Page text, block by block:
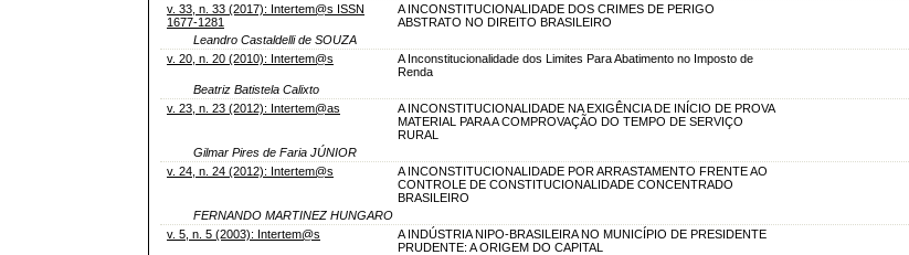
v. 33, n. 33 (2017): Intertem@s ISSN
1677-1281
A INCONSTITUCIONALIDADE DOS CRIMES DE PERIGO
ABSTRATO NO DIREITO BRASILEIRO
Leandro Castaldelli de SOUZA
v. 20, n. 20 (2010): Intertem@s
A Inconstitucionalidade dos Limites Para Abatimento no Imposto de
Renda
Beatriz Batistela Calixto
v. 23, n. 23 (2012): Intertem@as
A INCONSTITUCIONALIDADE NA EXIGÊNCIA DE INÍCIO DE PROVA
MATERIAL PARA A COMPROVAÇÃO DO TEMPO DE SERVIÇO
RURAL
Gilmar Pires de Faria JÚNIOR
v. 24, n. 24 (2012): Intertem@s
A INCONSTITUCIONALIDADE POR ARRASTAMENTO FRENTE AO
CONTROLE DE CONSTITUCIONALIDADE CONCENTRADO
BRASILEIRO
FERNANDO MARTINEZ HUNGARO
v. 5, n. 5 (2003): Intertem@s
A INDÚSTRIA NIPO-BRASILEIRA NO MUNICÍPIO DE PRESIDENTE
PRUDENTE: A ORIGEM DO CAPITAL